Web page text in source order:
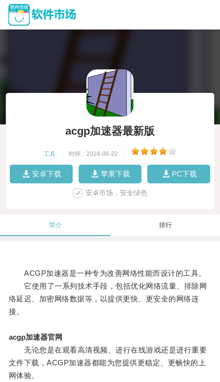
acgp加速器最新版
工具 时间：2024-06-22
安卓下载 苹果下载 PC下载
安卓市场，安全绿色
简介 排行
ACGP加速器是一种专为改善网络性能而设计的工具。
它使用了一系列技术手段，包括优化网络流量、排除网
络延迟、加密网络数据等，以提供更快、更安全的网络连
接。
acgp加速器官网
无论您是在观看高清视频、进行在线游戏还是进行重要
文件下载，ACGP加速器都能为您提供更稳定、更畅快的上
网体验。